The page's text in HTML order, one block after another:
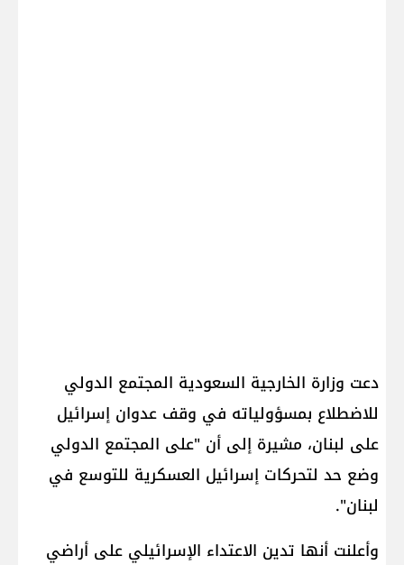
دعت ​وزارة الخارجية السعودية​ المجتمع الدولي
للاضطلاع بمسؤولياته في وقف عدوان إسرائيل
على لبنان، مشيرة إلى أن "على المجتمع الدولي
وضع حد لتحركات إسرائيل العسكرية للتوسع في
لبنان".
وأعلنت أنها تدين الاعتداء الإسرائيلي على أراضي